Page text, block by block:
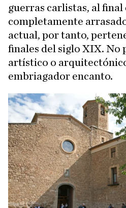
guerras carlistas, al final
completamente
actual, por tanto,
finales del siglo XIX. No
artístico o
embriagador encanto.